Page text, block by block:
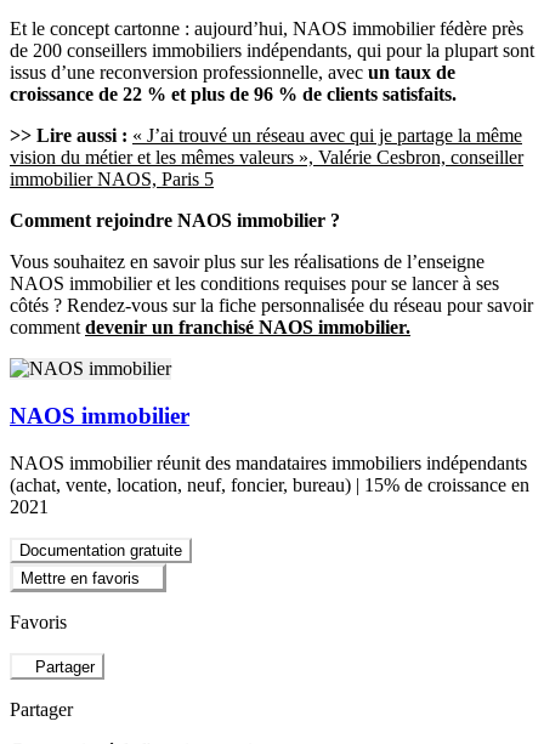
Et le concept cartonne : aujourd’hui, NAOS immobilier fédère près
de 200 conseillers immobiliers indépendants, qui pour la plupart sont
issus d’une reconversion professionnelle, avec un taux de
croissance de 22 % et plus de 96 % de clients satisfaits.
>> Lire aussi : « J’ai trouvé un réseau avec qui je partage la même
vision du métier et les mêmes valeurs », Valérie Cesbron, conseiller
immobilier NAOS, Paris 5
Comment rejoindre NAOS immobilier ?
Vous souhaitez en savoir plus sur les réalisations de l’enseigne
NAOS immobilier et les conditions requises pour se lancer à ses
côtés ? Rendez-vous sur la fiche personnalisée du réseau pour savoir
comment devenir un franchisé NAOS immobilier.
NAOS immobilier
NAOS immobilier réunit des mandataires immobiliers indépendants
(achat, vente, location, neuf, foncier, bureau) | 15% de croissance en
2021
Documentation gratuite
Mettre en favoris
Favoris
Partager
Partager